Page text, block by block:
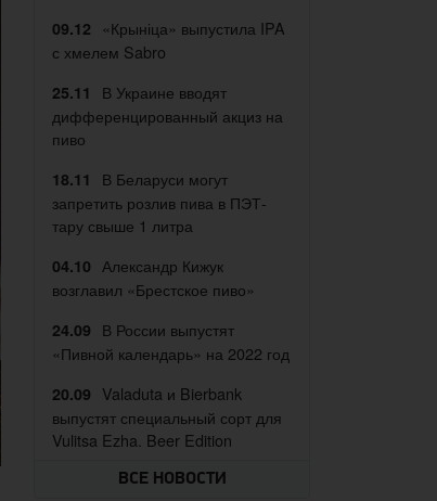
09.12
«Крыніца» выпустила IPA
с хмелем Sabro
25.11
В Украине вводят
дифференцированный акциз на
пиво
18.11
В Беларуси могут
запретить розлив пива в ПЭТ-
тару свыше 1 литра
04.10 Александр Кижук
возглавил «Брестское пиво»
24.09 В России выпустят
«Пивной календарь» на 2022 год
20.09 Valaduta и Bierbank
выпустят специальный сорт для
Vulitsa Ezha. Beer Edition
ВСЕ НОВОСТИ